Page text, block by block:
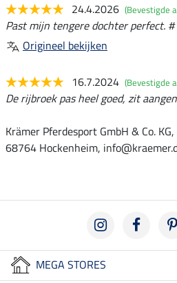
24.4.2026 (Bevestigde
Past mijn tengere dochter perfect. #
Origineel bekijken
16.7.2024 (Bevestigde
De rijbroek pas heel goed, zit
Krämer Pferdesport GmbH & Co.
68764 Hockenheim,
MEGA STORES